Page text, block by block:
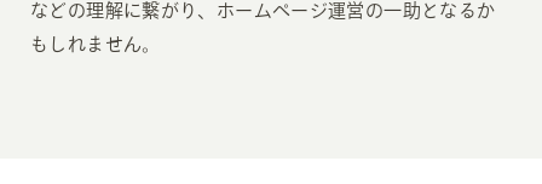
などの理解に繋がり、ホームページ運営の一助となるか
もしれません。